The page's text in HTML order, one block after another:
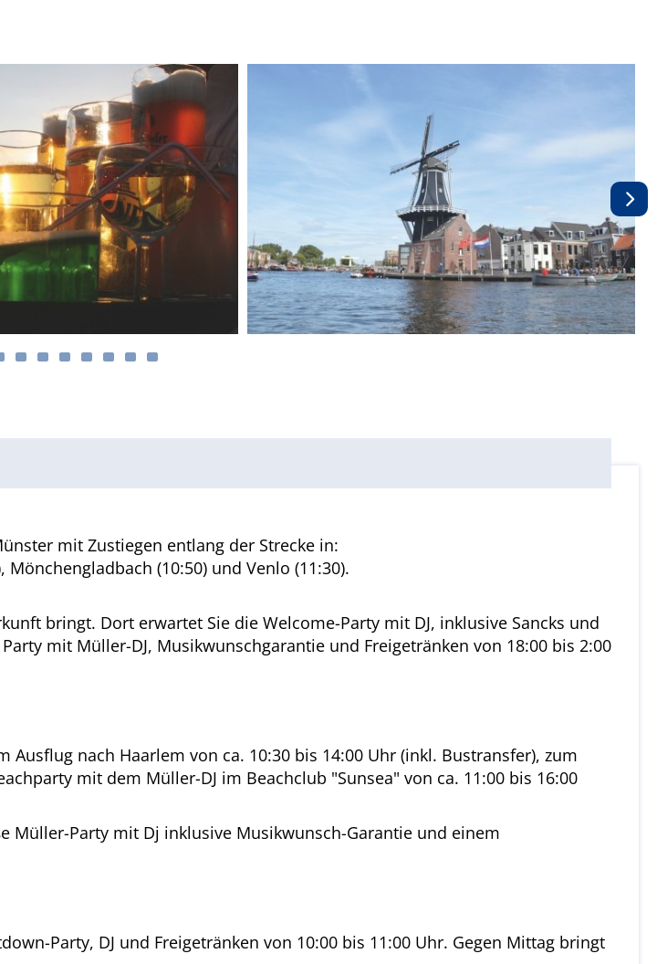
mit Zustiegen entlang der Strecke in:
(10:50) und Venlo (11:30).
bringt. Dort erwartet Sie die Welcome-Party mit DJ, inklusive Sancks und
mit Müller-DJ, Musikwunschgarantie und Freigetränken von 18:00 bis 2:00
nach Haarlem von ca. 10:30 bis 14:00 Uhr (inkl. Bustransfer), zum
mit dem Müller-DJ im Beachclub "Sunsea" von ca. 11:00 bis 16:00
Müller-Party mit Dj inklusive Musikwunsch-Garantie und einem
Party, DJ und Freigetränken von 10:00 bis 11:00 Uhr. Gegen Mittag bringt